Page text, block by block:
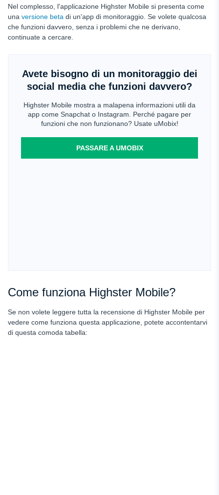
Nel complesso, l'applicazione Highster Mobile si presenta come
una versione beta di un'app di monitoraggio. Se volete qualcosa
che funzioni davvero, senza i problemi che ne derivano,
continuate a cercare.
Avete bisogno di un monitoraggio dei
social media che funzioni davvero?
Highster Mobile mostra a malapena informazioni utili da
app come Snapchat o Instagram. Perché pagare per
funzioni che non funzionano? Usate uMobix!
PASSARE A UMOBIX
Come funziona Highster Mobile?
Se non volete leggere tutta la recensione di Highster Mobile per
vedere come funziona questa applicazione, potete accontentarvi
di questa comoda tabella: